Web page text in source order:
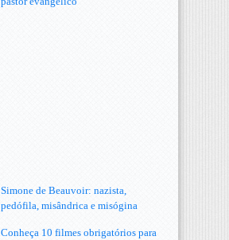
Simone de Beauvoir: nazista,
pedófila, misândrica e misógina
Conheça 10 filmes obrigatórios para